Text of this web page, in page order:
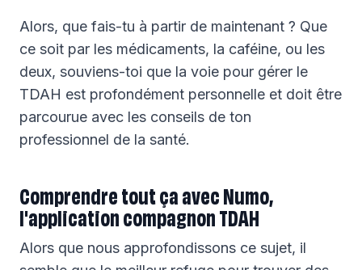
Alors, que fais-tu à partir de maintenant ? Que
ce soit par les médicaments, la caféine, ou les
deux, souviens-toi que la voie pour gérer le
TDAH est profondément personnelle et doit être
parcourue avec les conseils de ton
professionnel de la santé.
Comprendre tout ça avec Numo,
l'application compagnon TDAH
Alors que nous approfondissons ce sujet, il